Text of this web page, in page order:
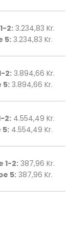
2:3.234,83 Kr.
5:3.234,83 Kr. ​​​
2:3.894,66 Kr.
5:3.894,66 Kr. ​​​
2:4.554,49 Kr.
5:4.554,49 Kr. ​​​
1-2:387,96 Kr.
5:387,96 Kr. ​​​